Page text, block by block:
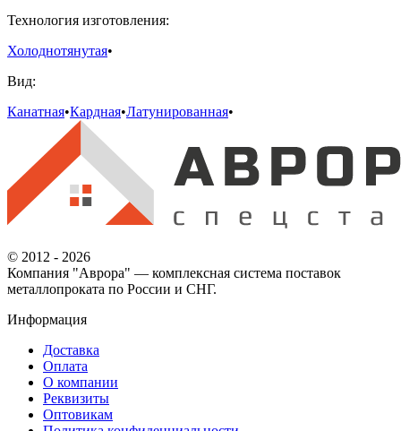
Технология изготовления:
Холоднотянутая•
Вид:
Канатная•Кардная•Латунированная•
© 2012 - 2026
Компания "Аврора" — комплексная система поставок
металлопроката по России и СНГ.
Информация
Доставка
Оплата
О компании
Реквизиты
Оптовикам